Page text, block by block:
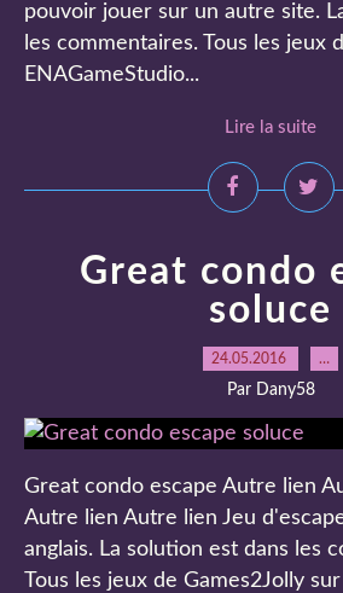
pouvoir jouer sur un autre site.
les commentaires. Tous les jeux
ENAGameStudio...
Lire la suite
Great condo
soluce
24.05.2016 …
Par Dany58
Great condo escape Autre lien
Autre lien Autre lien Jeu
anglais. La solution est dans les
Tous les jeux de Games2Jolly